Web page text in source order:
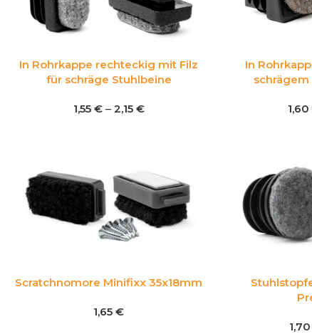
In Rohrkappe rechteckig mit Filz
für schräge Stuhlbeine
1,55 € – 2,15 €
In
schrägem
1,60
Scratchnomore Minifixx 35x18mm
1,65€
1,70